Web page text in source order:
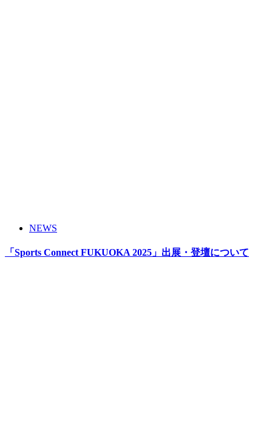
NEWS
「Sports Connect FUKUOKA 2025」出展・登壇について